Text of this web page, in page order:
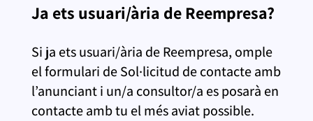
Ja ets usuari/ària de Reempresa?
Si ja ets usuari/ària de Reempresa, omple
el formulari de Sol·licitud de contacte amb
l’anunciant i un/a consultor/a es posarà en
contacte amb tu el més aviat possible.